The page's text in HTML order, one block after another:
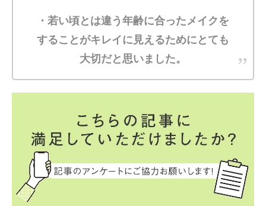
・若い頃とは違う年齢に合ったメイクを
することがキレイに見えるためにとても
大切だと思いました。